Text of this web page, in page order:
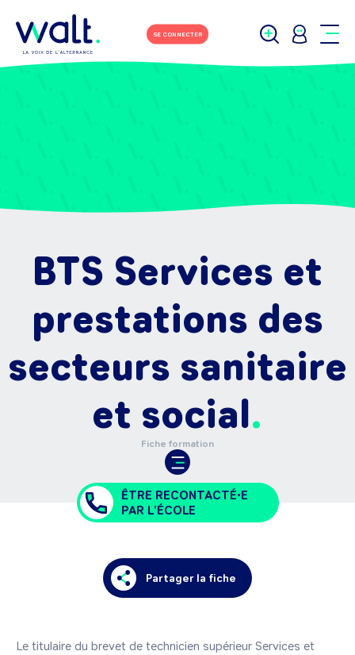
SE CONNECTER
BTS Services et
prestations des
secteurs sanitaire
et social
Fiche formation
ÊTRE RECONTACTÉ•E
PAR L'ÉCOLE
Partager la fiche
Le titulaire du brevet de technicien supérieur Services et